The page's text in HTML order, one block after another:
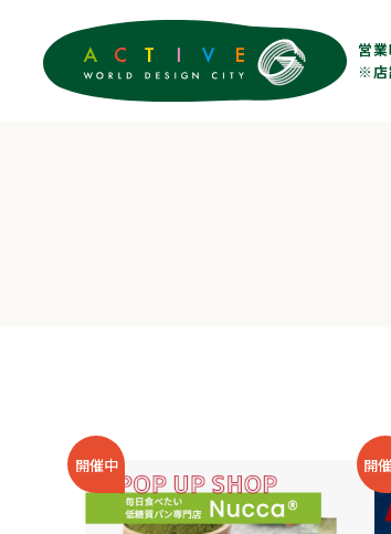
営業
※店
開催中 開